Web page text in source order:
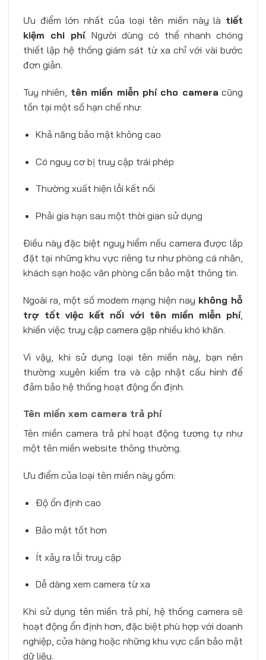
Ưu điểm lớn nhất của loại tên miền này là tiết
kiệm chi phí. Người dùng có thể nhanh chóng
thiết lập hệ thống giám sát từ xa chỉ với vài bước
đơn giản.
Tuy nhiên, tên miền miễn phí cho camera cũng
tồn tại một số hạn chế như:
Khả năng bảo mật không cao
Có nguy cơ bị truy cập trái phép
Thường xuất hiện lỗi kết nối
Phải gia hạn sau một thời gian sử dụng
Điều này đặc biệt nguy hiểm nếu camera được lắp
đặt tại những khu vực riêng tư như phòng cá nhân,
khách sạn hoặc văn phòng cần bảo mật thông tin.
Ngoài ra, một số modem mạng hiện nay không hỗ
trợ tốt việc kết nối với tên miền miễn phí,
khiến việc truy cập camera gặp nhiều khó khăn.
Vì vậy, khi sử dụng loại tên miền này, bạn nên
thường xuyên kiểm tra và cập nhật cấu hình để
đảm bảo hệ thống hoạt động ổn định.
Tên miền xem camera trả phí
Tên miền camera trả phí hoạt động tương tự như
một tên miền website thông thường.
Ưu điểm của loại tên miền này gồm:
Độ ổn định cao
Bảo mật tốt hơn
Ít xảy ra lỗi truy cập
Dễ dàng xem camera từ xa
Khi sử dụng tên miền trả phí, hệ thống camera sẽ
hoạt động ổn định hơn, đặc biệt phù hợp với doanh
nghiệp, cửa hàng hoặc những khu vực cần bảo mật
dữ liệu.